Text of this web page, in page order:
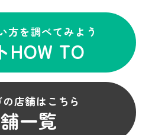
方を調べてみよう
HOW TO
店舗はこちら
一覧